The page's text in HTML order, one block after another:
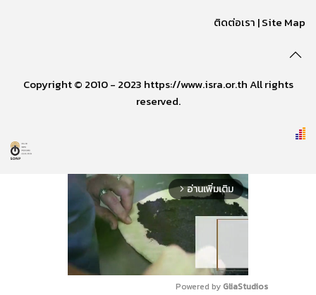
ติดต่อเรา |Site Map
Copyright © 2010 - 2023 https://www.isra.or.th All rights
reserved.
arrow_forward_ios อ่านเพิ่มเติม
Powered by GliaStudios